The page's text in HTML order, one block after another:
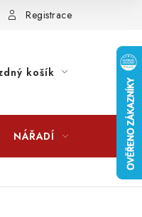
Doplňkové služby
Registrace
košík
NÁŘADÍ